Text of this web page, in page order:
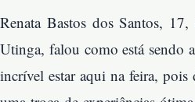
Renata Bastos dos Santos,
Utinga, falou como está sendo
incrível estar aqui na feira, pois